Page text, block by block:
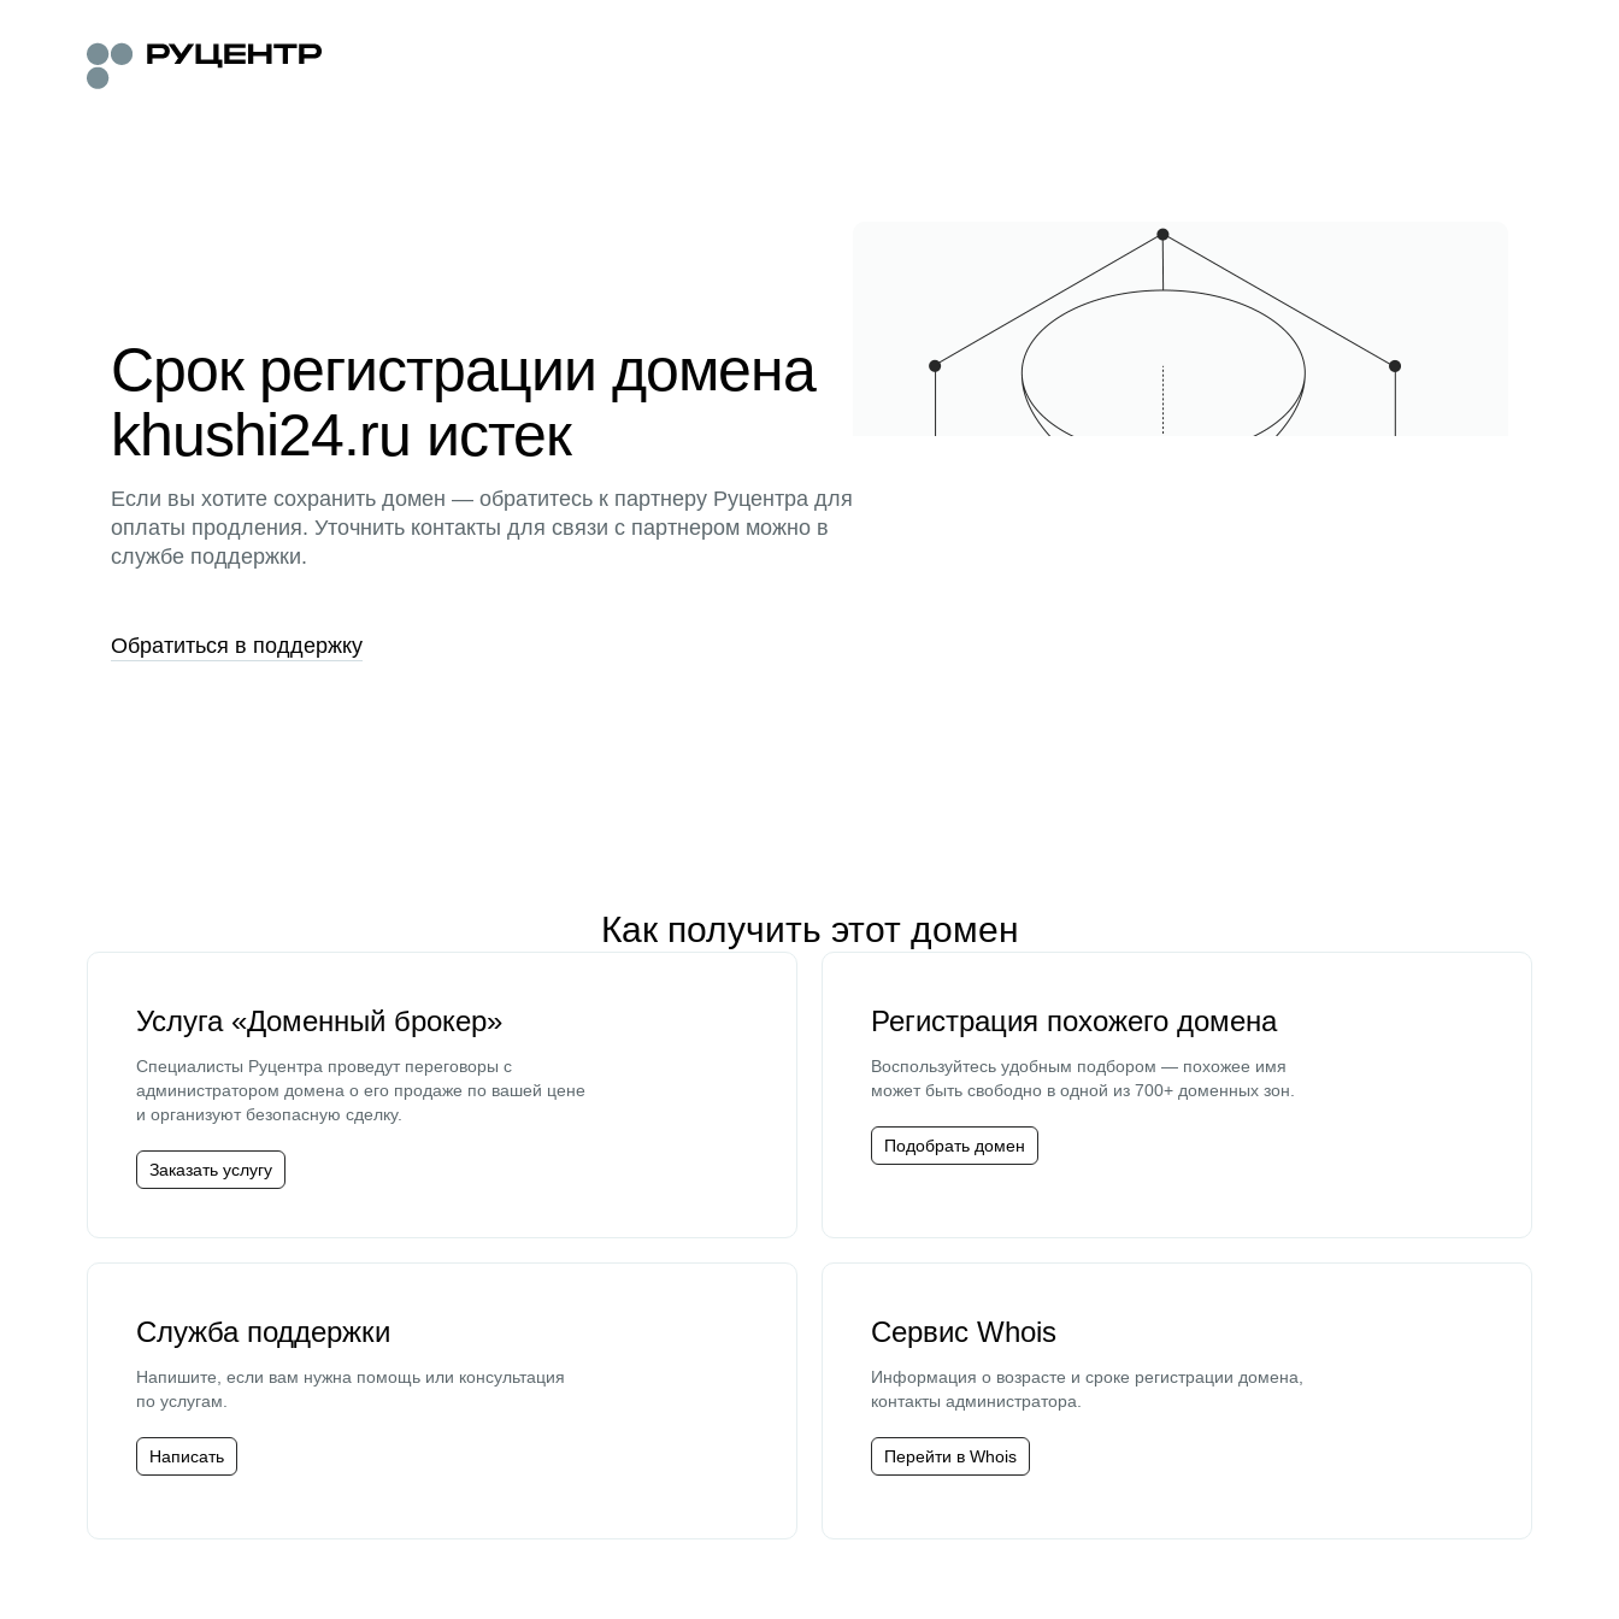
Срок регистрации домена
khushi24.ru истек
Если вы хотите сохранить домен — обратитесь к партнеру Руцентра для
оплаты продления. Уточнить контакты для связи с партнером можно в
службе поддержки.
Обратиться в поддержку
Как получить этот домен
Услуга «Доменный брокер»
Специалисты Руцентра проведут переговоры с
администратором домена о его продаже по вашей цене
и организуют безопасную сделку.
Заказать услугу
Регистрация похожего домена
Воспользуйтесь удобным подбором — похожее имя
может быть свободно в одной из 700+ доменных зон.
Подобрать домен
Служба поддержки
Напишите, если вам нужна помощь или консультация
по услугам.
Написать
Сервис Whois
Информация о возрасте и сроке регистрации домена,
контакты администратора.
Перейти в Whois